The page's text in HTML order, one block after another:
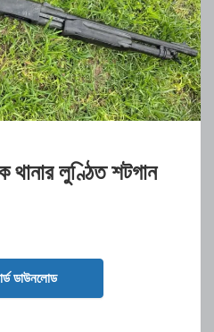
থানার লুণ্ঠিত শটগান
ডাউনলোড